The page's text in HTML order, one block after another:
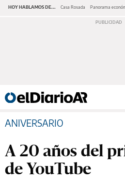
HOY HABLAMOS DE... Casa Rosada Panorama
ANIVERSARIO
A 20 años del
de YouTube